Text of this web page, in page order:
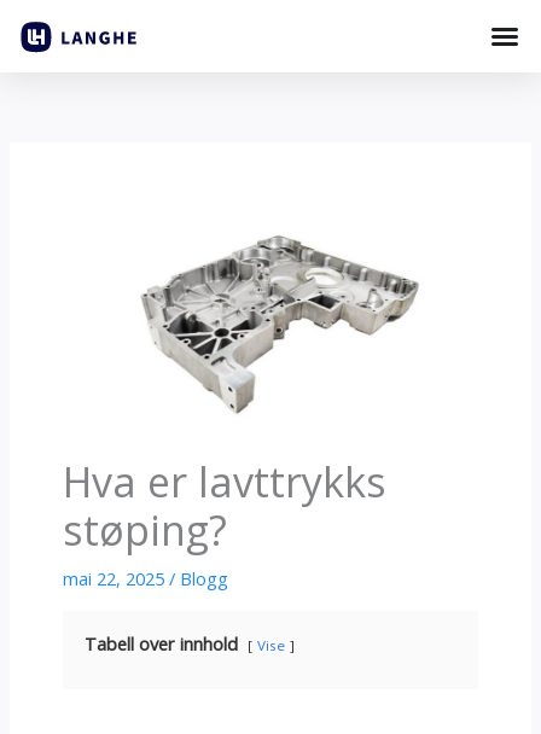
Hva er lavttrykks
støping?
mai 22, 2025 / Blogg
Tabell over innhold Vise